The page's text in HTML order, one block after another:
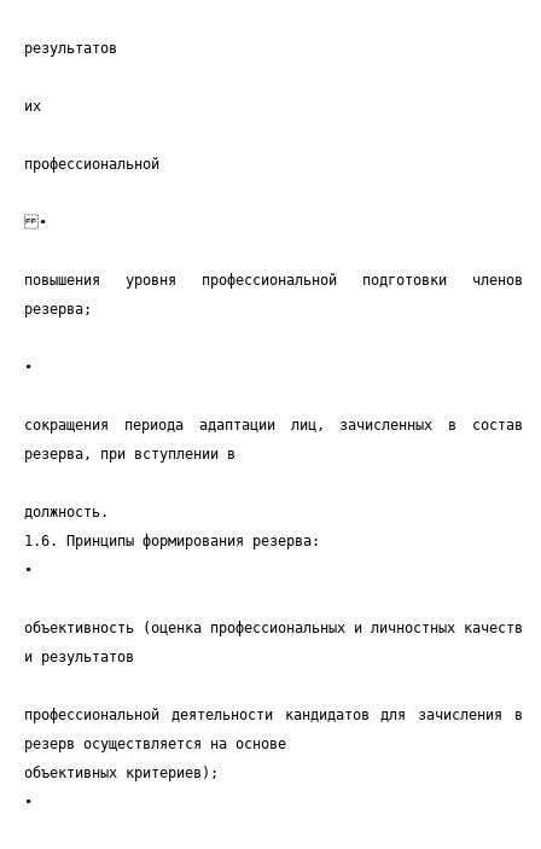
результатов
их
профессиональной
•
повышения уровня профессиональной подготовки членов
резерва;
•
сокращения периода адаптации лиц, зачисленных в состав
резерва, при вступлении в
должность.
1.6. Принципы формирования резерва:
•
объективность (оценка профессиональных и личностных качеств
и результатов
профессиональной деятельности кандидатов для зачисления в
резерв осуществляется на основе
объективных критериев);
•